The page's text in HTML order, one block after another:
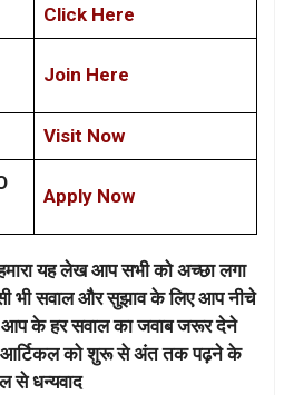
Click Here
Join Here
Visit Now
Apply Now
यह लेख आप सभी को अच्छा लगा
भी सवाल और सुझाव के लिए आप नीचे
के हर सवाल का जवाब जरूर देने
को शुरू से अंत तक पढ़ने के
से धन्यवाद